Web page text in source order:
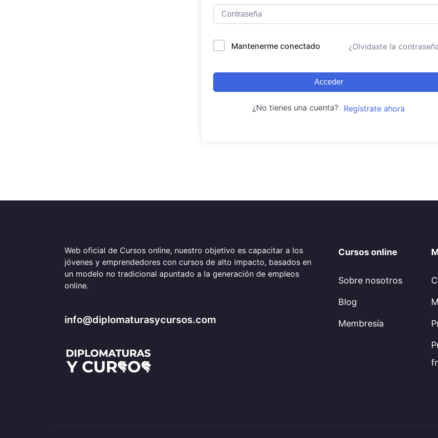
Mantenerme conectado ¿Olvidaste la
Acceder
¿No tienes una cuenta? Regístrate ahora
Web oficial de Cursos online, nuestro objetivo es capacitar a los
jóvenes y emprendedores con cursos de alto impacto, basados en
un modelo no tradicional apuntado a la generación de empleos
online.
info@diplomaturasycursos.com
Cursos online
Sobre nosotros
Blog
Membresía